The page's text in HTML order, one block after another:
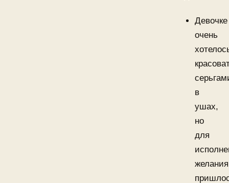
Девочке
очень
в
ушах,
но
для
желания